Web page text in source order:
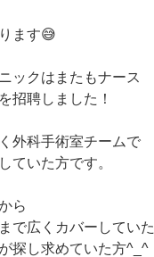
ます😅
ックはまたもナース
招聘しました！
外科手術室チームで
ていた方です。
ら
で広くカバーしていた
探し求めていた方^_^